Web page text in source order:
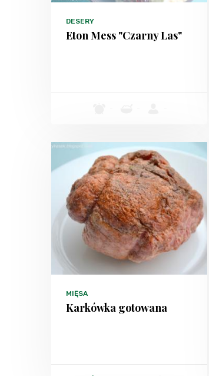
DESERY
Eton Mess "Czarny Las"
MIĘSA
Karkówka gotowana